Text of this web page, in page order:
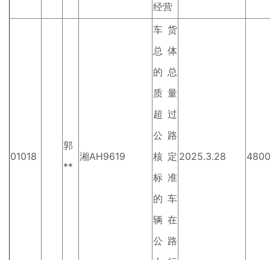
经营
01018
郭
**
湘AH9619
车货
总体
的总
质量
超过
公路
核定
标准
的车
辆在
公路
2025.3.28 4800